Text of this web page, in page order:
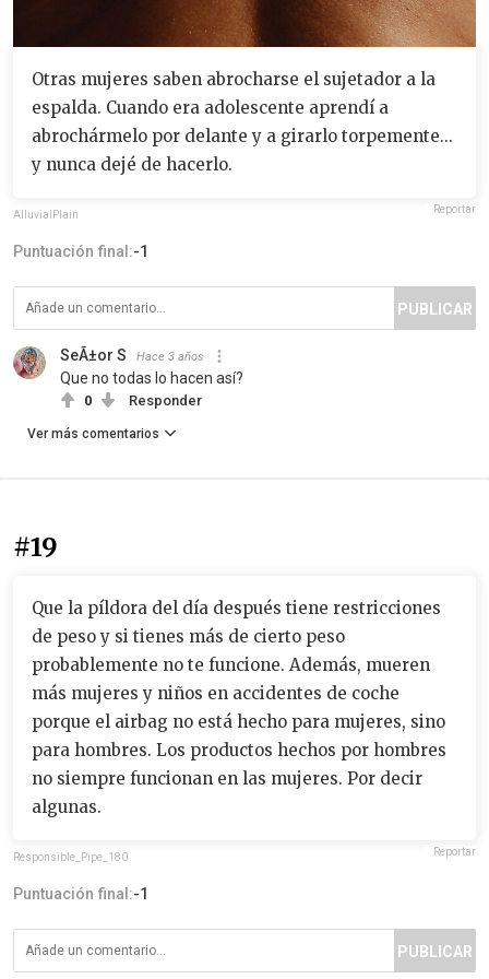
Otras mujeres saben abrocharse el sujetador a la
espalda. Cuando era adolescente aprendí a
abrochármelo por delante y a girarlo torpemente...
y nunca dejé de hacerlo.
AlluvialPlain Reportar
Puntuación final:-1
PUBLICAR
SeÃ±or S Hace 3 años
Que no todas lo hacen así?
0 Responder
Ver más comentarios
#19
Que la píldora del día después tiene restricciones
de peso y si tienes más de cierto peso
probablemente no te funcione. Además, mueren
más mujeres y niños en accidentes de coche
porque el airbag no está hecho para mujeres, sino
para hombres. Los productos hechos por hombres
no siempre funcionan en las mujeres. Por decir
algunas.
Responsible_Pipe_180 Reportar
Puntuación final:-1
PUBLICAR